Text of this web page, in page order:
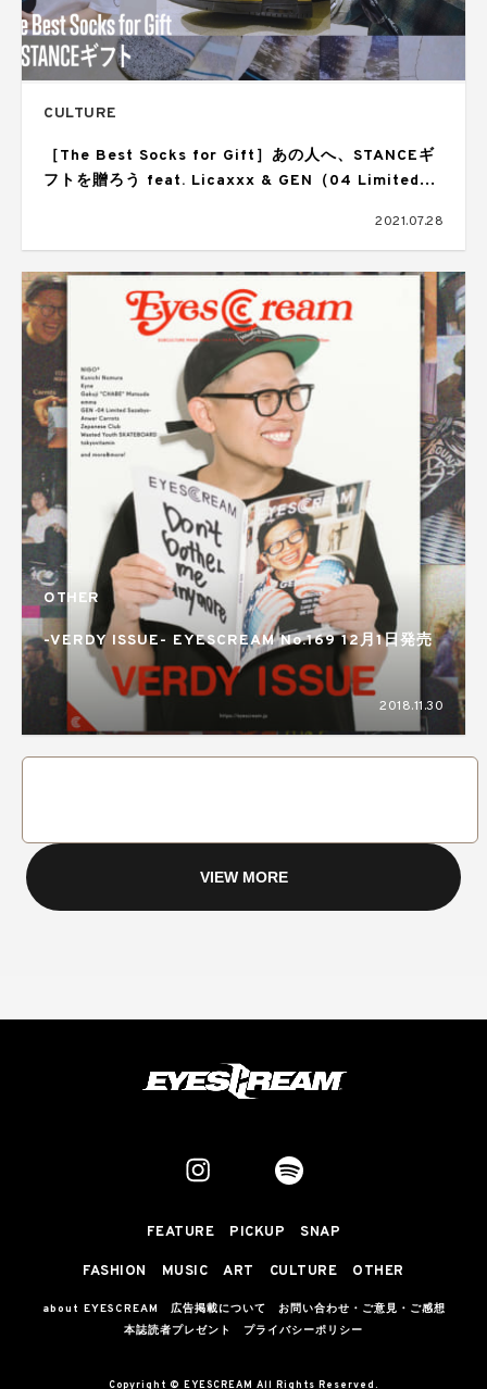
CULTURE
［The Best Socks for Gift］あの人へ、STANCEギ
フトを贈ろう feat. Licaxxx & GEN（04 Limited
2021.07.28
OTHER
-VERDY ISSUE- EYESCREAM No.169 12月1日発売
2018.11.30
VIEW MORE
FEATURE PICKUP SNAP
FASHION MUSIC ART CULTURE OTHER
about EYESCREAM 広告掲載について
お問い合わせ・ご意見・ご感想
本誌読者プレゼント
プライバシーポリシー
Copyright © EYESCREAM All Rights Reserved.